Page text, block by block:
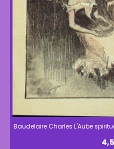
Baudelaire Charles L'Aube